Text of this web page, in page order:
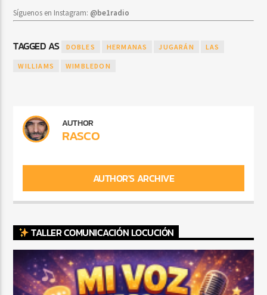
Síguenos en Instagram: @be1radio
TAGGED AS DOBLES HERMANAS JUGARÁN LAS
WILLIAMS WIMBLEDON
AUTHOR
RASCO
AUTHOR'S ARCHIVE
TALLER COMUNICACIÓN LOCUCIÓN